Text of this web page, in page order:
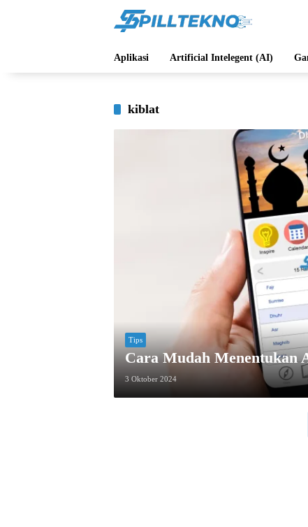
Aplikasi Artificial Intelegent (AI)
kiblat
Tips
Cara Mudah Menentukan
3 Oktober 2024